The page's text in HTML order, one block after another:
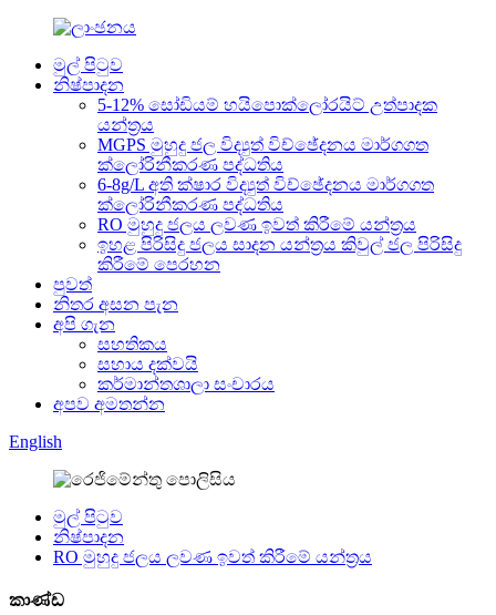
මුල් පිටුව
නිෂ්පාදන
5-12% සෝඩියම් හයිපොක්ලෝරයිට් උත්පාදක
යන්ත්‍රය
MGPS මුහුදු ජල විද්‍යුත් විච්ඡේදනය මාර්ගගත
ක්ලෝරිනීකරණ පද්ධතිය
6-8g/L අති ක්ෂාර විද්‍යුත් විච්ඡේදනය මාර්ගගත
ක්ලෝරිනීකරණ පද්ධතිය
RO මුහුදු ජලය ලවණ ඉවත් කිරීමේ යන්ත්‍රය
ඉහළ පිරිසිදු ජලය සාදන යන්ත්‍රය කිවුල් ජල පිරිසිදු
කිරීමේ පෙරහන
පුවත්
නිතර අසන පැන
අපි ගැන
සහතිකය
සහාය දක්වයි
කර්මාන්තශාලා සංචාරය
අපව අමතන්න
English
මුල් පිටුව
නිෂ්පාදන
RO මුහුදු ජලය ලවණ ඉවත් කිරීමේ යන්ත්‍රය
කාණ්ඩ